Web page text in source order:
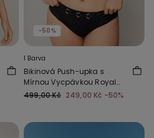
-50%
1 Barva
Bikinová Push-upka s
Mírnou Vycpávkou Royal
Essence
499,00 Kč 249,00 Kč -50%